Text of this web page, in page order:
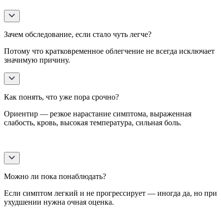
Зачем обследование, если стало чуть легче?
Потому что кратковременное облегчение не всегда исключает
значимую причину.
Как понять, что уже пора срочно?
Ориентир — резкое нарастание симптома, выраженная
слабость, кровь, высокая температура, сильная боль.
Можно ли пока понаблюдать?
Если симптом легкий и не прогрессирует — иногда да, но при
ухудшении нужна очная оценка.